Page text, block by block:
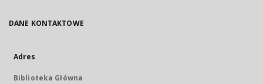
DANE KONTAKTOWE
Adres
Biblioteka Główna